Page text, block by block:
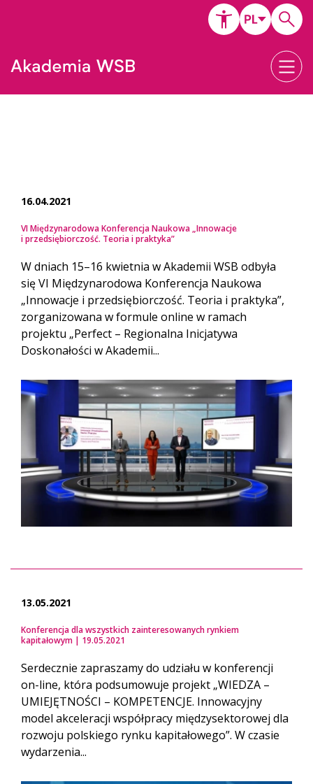
16.04.2021
VI Międzynarodowa Konferencja Naukowa „Innowacje
i przedsiębiorczość. Teoria i praktyka”
W dniach 15–16 kwietnia w Akademii WSB odbyła
się VI Międzynarodowa Konferencja Naukowa
„Innowacje i przedsiębiorczość. Teoria i praktyka”,
zorganizowana w formule online w ramach
projektu „Perfect – Regionalna Inicjatywa
Doskonałości w Akademii...
13.05.2021
Konferencja dla wszystkich zainteresowanych rynkiem
kapitałowym | 19.05.2021
Serdecznie zapraszamy do udziału w konferencji
on-line, która podsumowuje projekt „WIEDZA –
UMIEJĘTNOŚCI – KOMPETENCJE. Innowacyjny
model akceleracji współpracy międzysektorowej dla
rozwoju polskiego rynku kapitałowego”. W czasie
wydarzenia...